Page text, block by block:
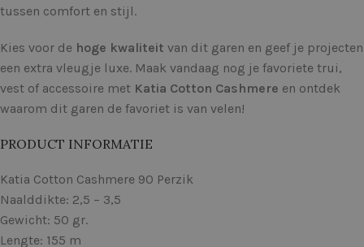
tussen comfort en stijl.
Kies voor de hoge kwaliteit van dit garen en geef je projecten
een extra vleugje luxe. Maak vandaag nog je favoriete trui,
vest of accessoire met Katia Cotton Cashmere en ontdek
waarom dit garen de favoriet is van velen!
PRODUCT INFORMATIE
Katia Cotton Cashmere 90 Perzik
Naalddikte: 2,5 – 3,5
Gewicht: 50 gr.
Lengte: 155 m